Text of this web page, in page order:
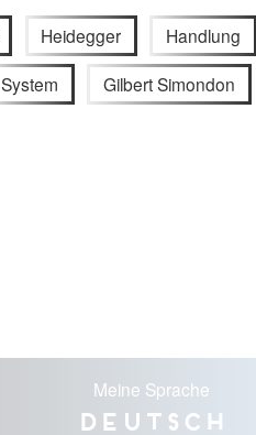
Heidegger Handlung
System Gilbert Simondon
Meine Sprache
Deutsch